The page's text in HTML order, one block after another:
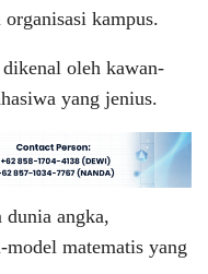
kampus.
oleh kawan-
yang jenius.
angka,
matematis yang